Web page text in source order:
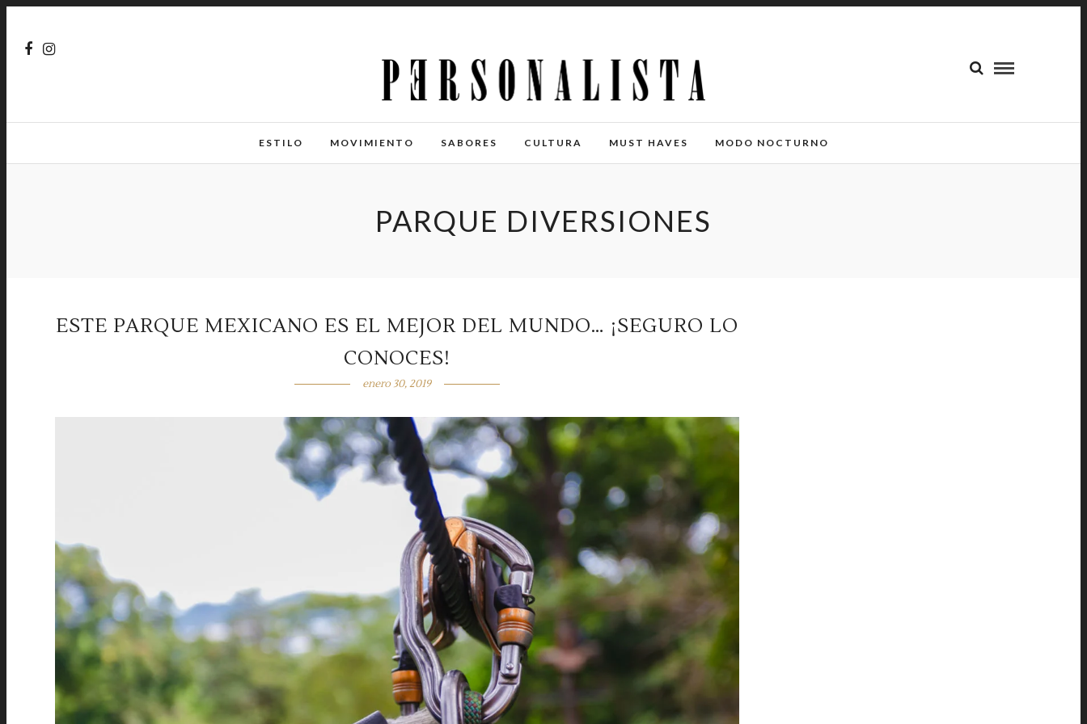
ESTILO MOVIMIENTO SABORES CULTURA MUST HAVES MODO NOCTURNO
PARQUE DIVERSIONES
ESTE PARQUE MEXICANO ES EL MEJOR DEL MUNDO… ¡SEGURO LO
CONOCES!
enero 30, 2019